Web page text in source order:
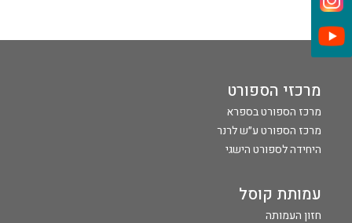
מרכזי הספורט
מרכז הספורט בספרא
מרכז הספורט ע״ש לרנר
היחידה לספורט הישגי
עמותת קוסל
חזון העמותה